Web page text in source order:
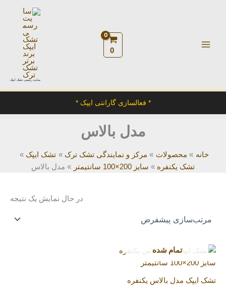
0
سایت رسمی تشک ایپک
* فعالسازی گارانتی ایپک *
مدل بالاس
خانه محصولات مرکز و نمایندگی تشک ترک
تشک ایپک
تشک یکنفره
سایز 200×100 سانتیمتر مدل بالاس
در حال نمایش یک نتیجه
تمام شده
تشک ایپک مدل بالاس یکنفره